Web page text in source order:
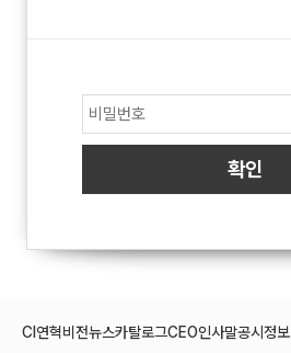
CI 연혁비전뉴스카탈로그CEO인사말공시정보